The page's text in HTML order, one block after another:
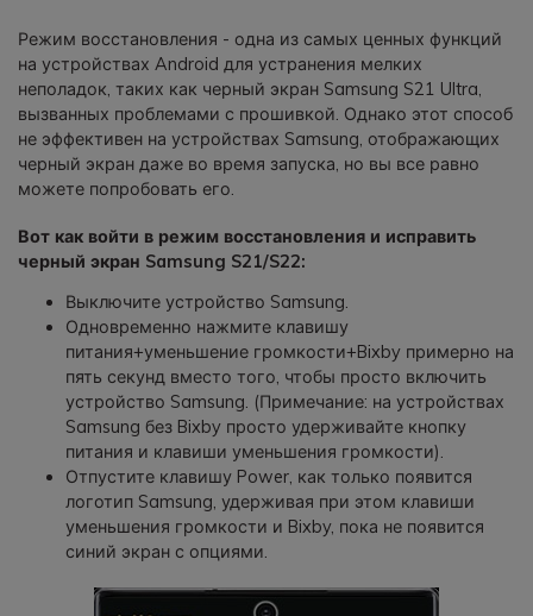
Режим восстановления - одна из самых ценных функций
на устройствах Android для устранения мелких
неполадок, таких как черный экран Samsung S21 Ultra,
вызванных проблемами с прошивкой. Однако этот способ
не эффективен на устройствах Samsung, отображающих
черный экран даже во время запуска, но вы все равно
можете попробовать его.
Вот как войти в режим восстановления и исправить
черный экран Samsung S21/S22:
Выключите устройство Samsung.
Одновременно нажмите клавишу
питания+уменьшение громкости+Bixby примерно на
пять секунд вместо того, чтобы просто включить
устройство Samsung. (Примечание: на устройствах
Samsung без Bixby просто удерживайте кнопку
питания и клавиши уменьшения громкости).
Отпустите клавишу Power, как только появится
логотип Samsung, удерживая при этом клавиши
уменьшения громкости и Bixby, пока не появится
синий экран с опциями.